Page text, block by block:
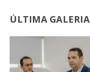
ÚLTIMA GALERIA